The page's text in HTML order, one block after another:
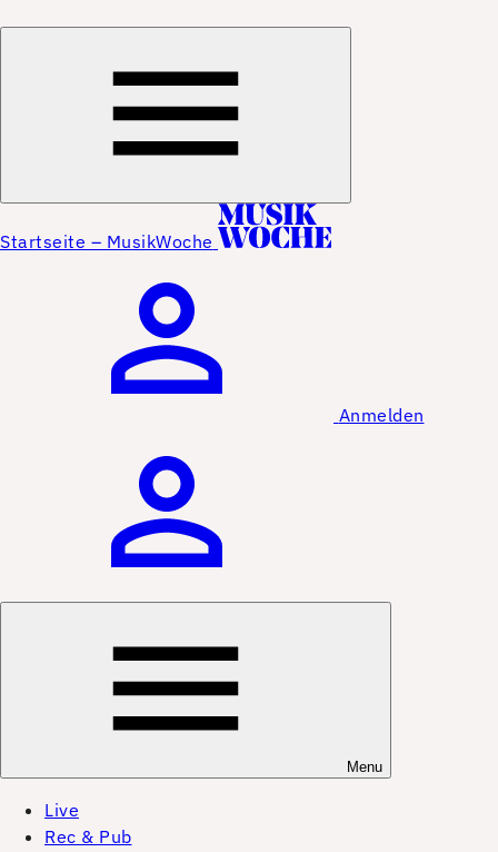
Startseite – MusikWoche
Anmelden
Menu
Live
Rec & Pub